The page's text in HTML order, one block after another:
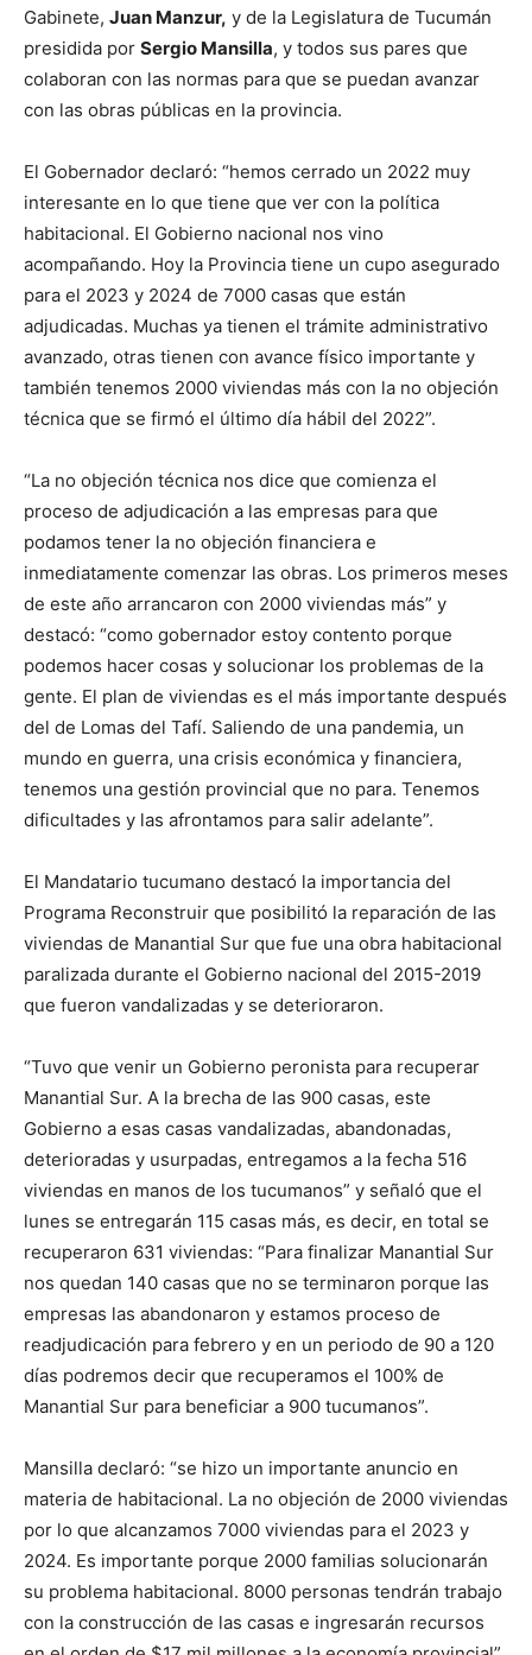
Gabinete, Juan Manzur, y de la Legislatura de Tucumán
presidida por Sergio Mansilla, y todos sus pares que
colaboran con las normas para que se puedan avanzar
con las obras públicas en la provincia.
El Gobernador declaró: “hemos cerrado un 2022 muy
interesante en lo que tiene que ver con la política
habitacional. El Gobierno nacional nos vino
acompañando. Hoy la Provincia tiene un cupo asegurado
para el 2023 y 2024 de 7000 casas que están
adjudicadas. Muchas ya tienen el trámite administrativo
avanzado, otras tienen con avance físico importante y
también tenemos 2000 viviendas más con la no objeción
técnica que se firmó el último día hábil del 2022”.
“La no objeción técnica nos dice que comienza el
proceso de adjudicación a las empresas para que
podamos tener la no objeción financiera e
inmediatamente comenzar las obras. Los primeros meses
de este año arrancaron con 2000 viviendas más” y
destacó: “como gobernador estoy contento porque
podemos hacer cosas y solucionar los problemas de la
gente. El plan de viviendas es el más importante después
del de Lomas del Tafí. Saliendo de una pandemia, un
mundo en guerra, una crisis económica y financiera,
tenemos una gestión provincial que no para. Tenemos
dificultades y las afrontamos para salir adelante”.
El Mandatario tucumano destacó la importancia del
Programa Reconstruir que posibilitó la reparación de las
viviendas de Manantial Sur que fue una obra habitacional
paralizada durante el Gobierno nacional del 2015-2019
que fueron vandalizadas y se deterioraron.
“Tuvo que venir un Gobierno peronista para recuperar
Manantial Sur. A la brecha de las 900 casas, este
Gobierno a esas casas vandalizadas, abandonadas,
deterioradas y usurpadas, entregamos a la fecha 516
viviendas en manos de los tucumanos” y señaló que el
lunes se entregarán 115 casas más, es decir, en total se
recuperaron 631 viviendas: “Para finalizar Manantial Sur
nos quedan 140 casas que no se terminaron porque las
empresas las abandonaron y estamos proceso de
readjudicación para febrero y en un periodo de 90 a 120
días podremos decir que recuperamos el 100% de
Manantial Sur para beneficiar a 900 tucumanos”.
Mansilla declaró: “se hizo un importante anuncio en
materia de habitacional. La no objeción de 2000 viviendas
por lo que alcanzamos 7000 viviendas para el 2023 y
2024. Es importante porque 2000 familias solucionarán
su problema habitacional. 8000 personas tendrán trabajo
con la construcción de las casas e ingresarán recursos